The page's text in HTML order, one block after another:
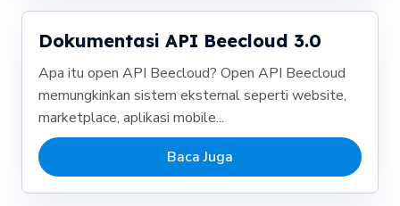
Dokumentasi API Beecloud 3.0
Apa itu open API Beecloud? Open API Beecloud
memungkinkan sistem eksternal seperti website,
marketplace, aplikasi mobile...
Baca Juga